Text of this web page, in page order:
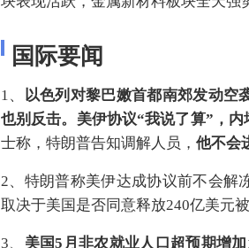
国际要闻
1、 以色列对黎巴嫩首都南郊发动空
也别反击。美伊协议“我说了算”，
士称，特朗普告知调解人员， 他不会
2、特朗普称美伊达成协议前不会解
取决于美国是否同意释放240亿美元
3、 美国5月非农就业人口超预期增加